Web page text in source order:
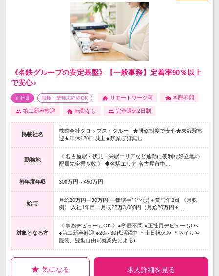
《名鉄グループの安定基盤》【一般事務】定着率90％以上
で安心♪
正社員 職種・業種未経験OK リモートワーク可 学歴不問
第二新卒歓迎 転勤なし 完全週休2日制
掲載社名
株式会社クロップス・クルー | ★研修制度で安心★未経験歓
迎★年休120日以上★残業ほぼ無し
勤務地
《 名古屋駅・伏見・栄駅エリアなど通勤に便利な好立地の
配属先企業多数 》 ◆名駅エリア 名古屋市中…
初年度年収 300万円～450万円
給与
月給20万円～30万円(一律諸手当含む)＋賞与年2回 《月収
例》 入社1年目：月収22万3,000円（月給20万円＋…
対象となる方
《 事務デビューもOK 》●学歴不問 ●正社員デビューもOK
●第二新卒歓迎 ●20～30代活躍中 ＊土日祝休み ＊ネイルや
服装、髪型自由♪(就業先による)
気になる 求人詳細を見る